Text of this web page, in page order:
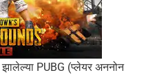
झालेल्या PUBG (प्लेयर अननोन